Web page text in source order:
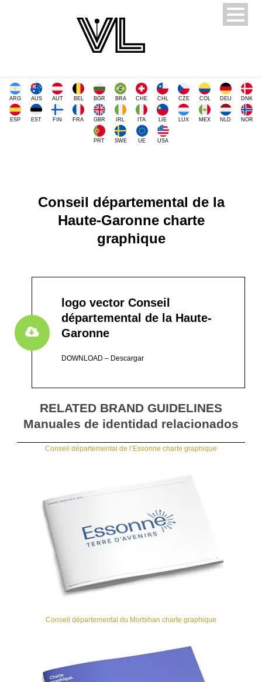
ARG AUS AUT BEL BGR BRA CHE CHL CZE COL DEU DNK
ESP EST FIN FRA GBR IRL ITA LIE LUX MEX NLD NOR
PRT SWE UE USA
Conseil départemental de la
Haute-Garonne charte
graphique
logo vector Conseil
départemental de la Haute-
Garonne
DOWNLOAD – Descargar
RELATED BRAND GUIDELINES
Manuales de identidad relacionados
Conseil départemental de l’Essonne charte graphique
Conseil départemental du Morbihan charte graphique